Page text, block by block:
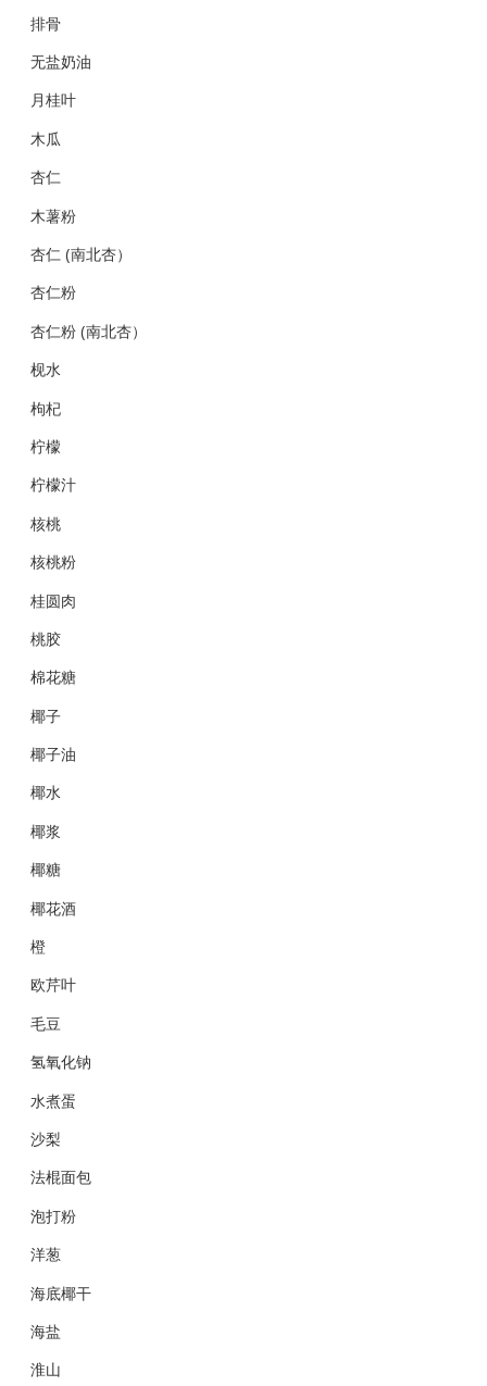
排骨
无盐奶油
月桂叶
木瓜
杏仁
木薯粉
杏仁 (南北杏）
杏仁粉
杏仁粉 (南北杏）
枧水
枸杞
柠檬
柠檬汁
核桃
核桃粉
桂圆肉
桃胶
棉花糖
椰子
椰子油
椰水
椰浆
椰糖
椰花酒
橙
欧芹叶
毛豆
氢氧化钠
水煮蛋
沙梨
法棍面包
泡打粉
洋葱
海底椰干
海盐
淮山